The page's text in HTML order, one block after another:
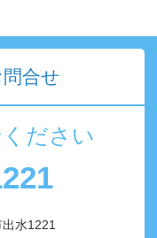
合せ
ださい
水1221